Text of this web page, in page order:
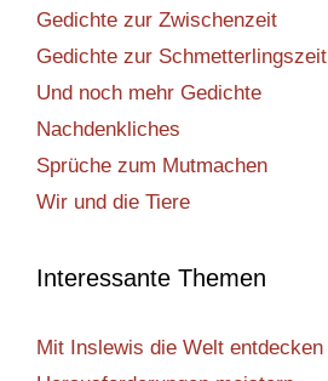
Gedichte zur Zwischenzeit
Gedichte zur Schmetterlingszeit
Und noch mehr Gedichte
Nachdenkliches
Sprüche zum Mutmachen
Wir und die Tiere
Interessante Themen
Mit Inslewis die Welt entdecken